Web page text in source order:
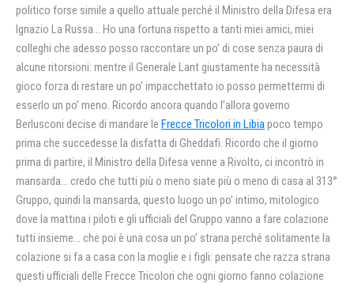
politico forse simile a quello attuale perché il Ministro della Difesa era
Ignazio La Russa… Ho una fortuna rispetto a tanti miei amici, miei
colleghi che adesso posso raccontare un po’ di cose senza paura di
alcune ritorsioni: mentre il Generale Lant giustamente ha necessità
gioco forza di restare un po’ impacchettato io posso permettermi di
esserlo un po’ meno. Ricordo ancora quando l’allora governo
Berlusconi decise di mandare le Frecce Tricolori in Libiapoco tempo
prima che succedesse la disfatta di Gheddafi. Ricordo che il giorno
prima di partire, il Ministro della Difesa venne a Rivolto, ci incontrò in
mansarda… credo che tutti più o meno siate più o meno di casa al 313°
Gruppo, quindi la mansarda, questo luogo un po’ intimo, mitologico
dove la mattina i piloti e gli ufficiali del Gruppo vanno a fare colazione
tutti insieme… che poi è una cosa un po’ strana perché solitamente la
colazione si fa a casa con la moglie e i figli: pensate che razza strana
questi ufficiali delle Frecce Tricolori che ogni giorno fanno colazione